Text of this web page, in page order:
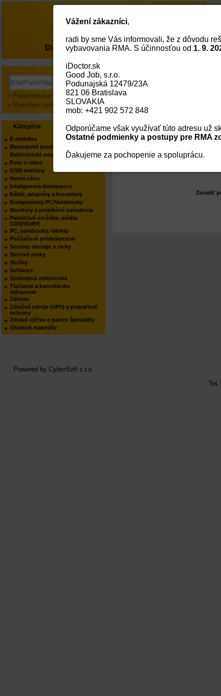
Zoradiť
> Parametrické vyhľadávanie
> Podrobné vyhľadávanie
Kategórie Výrobcovia
E-mobilita
Ekologické produkty
Elektronická evidencia tržieb
Foto a video
GSM telefóny
Herná zóna
Inteligentná domácnosť
Káble, adaptéry a konektory
Komponenty PC/Notebooky
Monitory a projekčné zariadenia
Pamäťové úložište, média
CD/DVD/BR
PC, notebooky, tablety
Počítačové príslušenstvo
Servery, storage a racky
Sieťové prvky
Služby
Software
Spotrebná elektronika
Tlačiarne a kancelárske
vybavenie
Zábava
Záložné zdroje (UPS) a prepäťové
ochrany
Zdravá výživa a gastro špeciality
Obalové materiály
O nás
Powered by CyberSoft s.r.o.
Vážení zákazníci,
radi by sme Vás informovali, že z dôvodu
vybavovania RMA. S účinnosťou od 1. 9.
iDoctor.sk
Good Job, s.r.o.
Podunajská 12479/23A
821 06 Bratislava
SLOVAKIA
mob: +421 902 572 848
Odporúčame však využívať túto adresu už
Ostatné podmienky a postupy pre RMA
Ďakujeme za pochopenie a spoluprácu.